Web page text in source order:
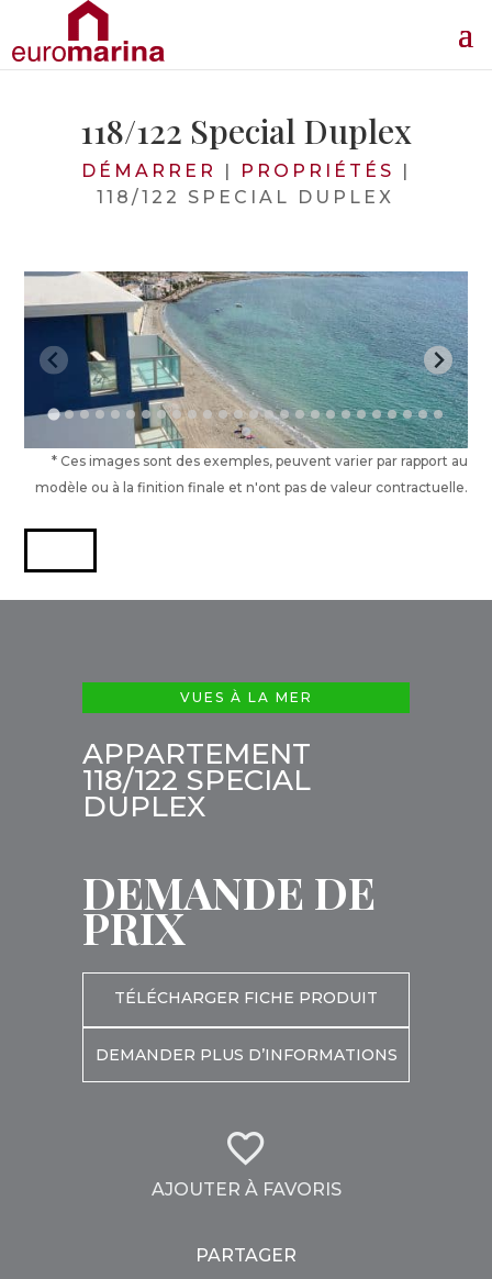
118/122 Special Duplex
DÉMARRER | PROPRIÉTÉS
|
118/122 SPECIAL DUPLEX
* Ces images sont des exemples, peuvent varier par rapport au
modèle ou à la finition finale et n'ont pas de valeur contractuelle.
VUES À LA MER
APPARTEMENT
118/122 SPECIAL
DUPLEX
DEMANDE DE
PRIX
TÉLÉCHARGER FICHE PRODUIT
DEMANDER PLUS D’INFORMATIONS
AJOUTER À FAVORIS
PARTAGER